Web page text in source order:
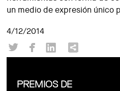
un medio de expresión único
4/12/2014
PREMIOS DE